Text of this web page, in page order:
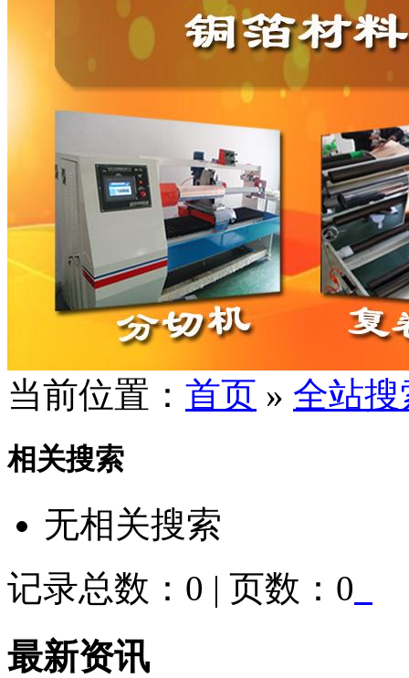
当前位置： 首页 » 全站搜
相关搜索
无相关搜索
记录总数：0 | 页数：0
最新资讯